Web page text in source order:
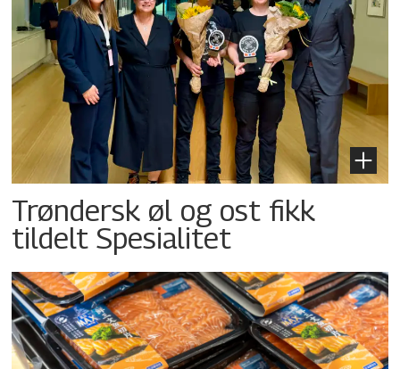
Trøndersk øl og ost fikk
tildelt Spesialitet